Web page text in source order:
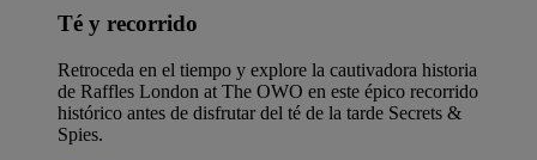
Té y recorrido
Retroceda en el tiempo y explore la cautivadora historia
de Raffles London at The OWO en este épico recorrido
histórico antes de disfrutar del té de la tarde Secrets &
Spies.